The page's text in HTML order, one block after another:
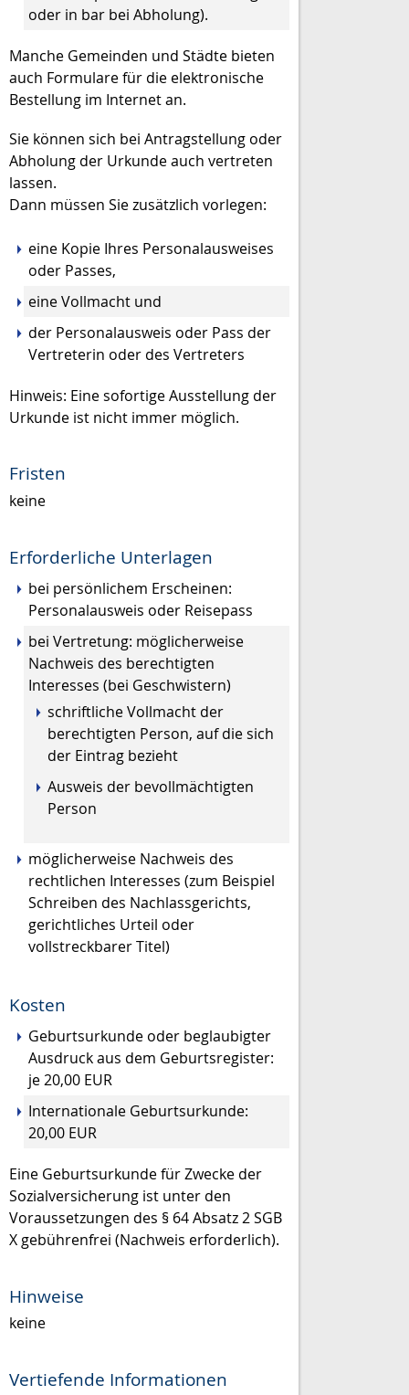
oder in bar bei Abholung).
Manche Gemeinden und Städte bieten
auch Formulare für die elektronische
Bestellung im Internet an.
Sie können sich bei Antragstellung oder
Abholung der Urkunde auch vertreten
lassen.
Dann müssen Sie zusätzlich vorlegen:
eine Kopie Ihres Personalausweises
oder Passes,
eine Vollmacht und
der Personalausweis oder Pass der
Vertreterin oder des Vertreters
Hinweis: Eine sofortige Ausstellung der
Urkunde ist nicht immer möglich.
Fristen
keine
Erforderliche Unterlagen
bei persönlichem Erscheinen:
Personalausweis oder Reisepass
bei Vertretung: möglicherweise
Nachweis des berechtigten
Interesses (bei Geschwistern)
schriftliche Vollmacht der
berechtigten Person, auf die sich
der Eintrag bezieht
Ausweis der bevollmächtigten
Person
möglicherweise Nachweis des
rechtlichen Interesses (zum Beispiel
Schreiben des Nachlassgerichts,
gerichtliches Urteil oder
vollstreckbarer Titel)
Kosten
Geburtsurkunde oder beglaubigter
Ausdruck aus dem Geburtsregister:
je 20,00 EUR
Internationale Geburtsurkunde:
20,00 EUR
Eine Geburtsurkunde für Zwecke der
Sozialversicherung ist unter den
Voraussetzungen des § 64 Absatz 2 SGB
X gebührenfrei (Nachweis erforderlich).
Hinweise
keine
Vertiefende Informationen